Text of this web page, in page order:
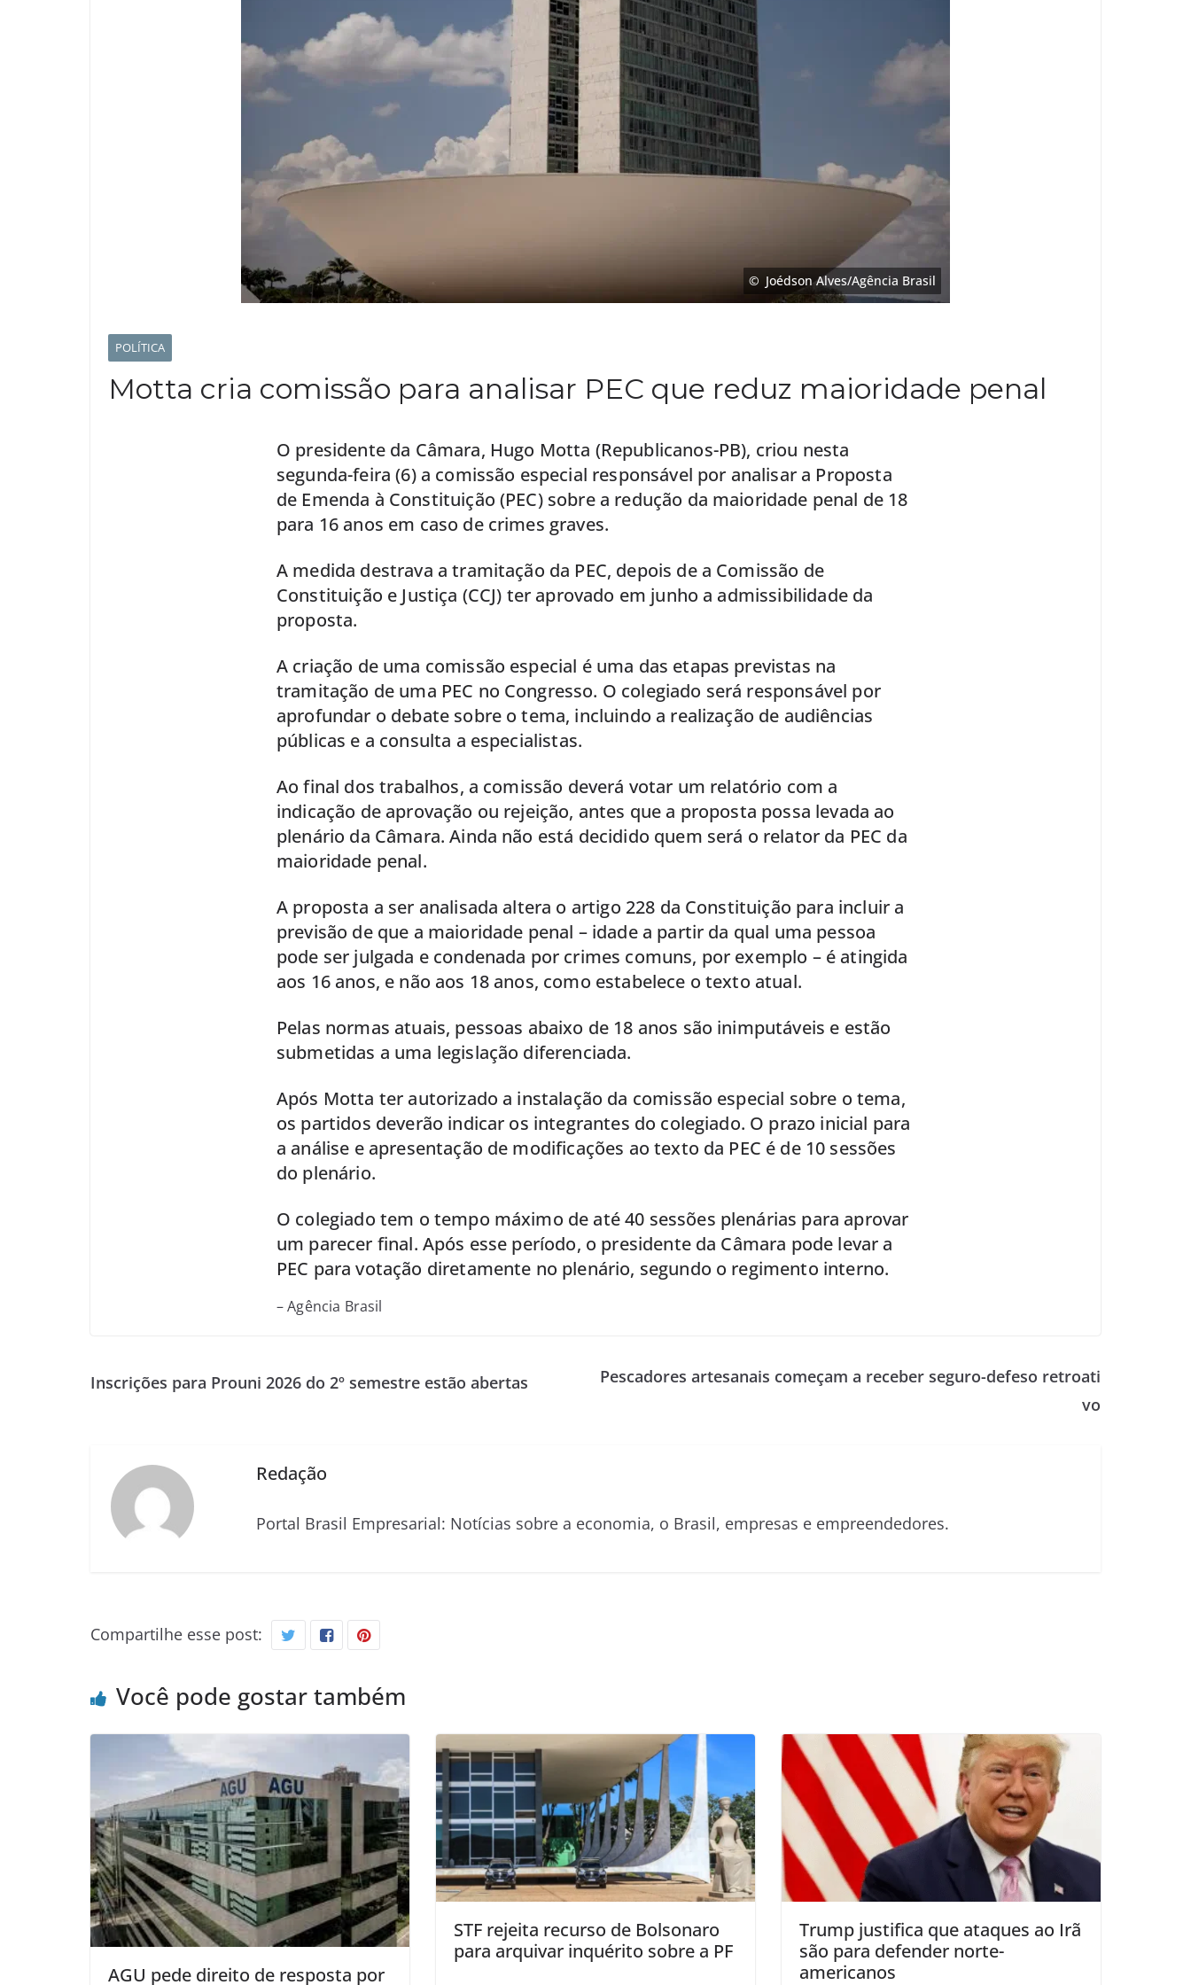
Joédson Alves/Agência Brasil
POLÍTICA
Motta cria comissão para analisar PEC que reduz maioridade penal
O presidente da Câmara, Hugo Motta (Republicanos-PB), criou nesta
segunda-feira (6) a comissão especial responsável por analisar a Proposta
de Emenda à Constituição (PEC) sobre a redução da maioridade penal de 18
para 16 anos em caso de crimes graves.
A medida destrava a tramitação da PEC, depois de a Comissão de
Constituição e Justiça (CCJ) ter aprovado em junho a admissibilidade da
proposta.
A criação de uma comissão especial é uma das etapas previstas na
tramitação de uma PEC no Congresso. O colegiado será responsável por
aprofundar o debate sobre o tema, incluindo a realização de audiências
públicas e a consulta a especialistas.
Ao final dos trabalhos, a comissão deverá votar um relatório com a
indicação de aprovação ou rejeição, antes que a proposta possa levada ao
plenário da Câmara. Ainda não está decidido quem será o relator da PEC da
maioridade penal.
A proposta a ser analisada altera o artigo 228 da Constituição para incluir a
previsão de que a maioridade penal – idade a partir da qual uma pessoa
pode ser julgada e condenada por crimes comuns, por exemplo – é atingida
aos 16 anos, e não aos 18 anos, como estabelece o texto atual.
Pelas normas atuais, pessoas abaixo de 18 anos são inimputáveis e estão
submetidas a uma legislação diferenciada.
Após Motta ter autorizado a instalação da comissão especial sobre o tema,
os partidos deverão indicar os integrantes do colegiado. O prazo inicial para
a análise e apresentação de modificações ao texto da PEC é de 10 sessões
do plenário.
O colegiado tem o tempo máximo de até 40 sessões plenárias para aprovar
um parecer final. Após esse período, o presidente da Câmara pode levar a
PEC para votação diretamente no plenário, segundo o regimento interno.
– Agência Brasil
Inscrições para Prouni 2026 do 2º semestre estão abertas
Pescadores artesanais começam a receber seguro-defeso retroati
vo
Redação
Portal Brasil Empresarial: Notícias sobre a economia, o Brasil, empresas e empreendedores.
Compartilhe esse post:
Você pode gostar também
AGU pede direito de resposta por
STF rejeita recurso de Bolsonaro
para arquivar inquérito sobre a PF
Trump justifica que ataques ao Irã
são para defender norte-
americanos